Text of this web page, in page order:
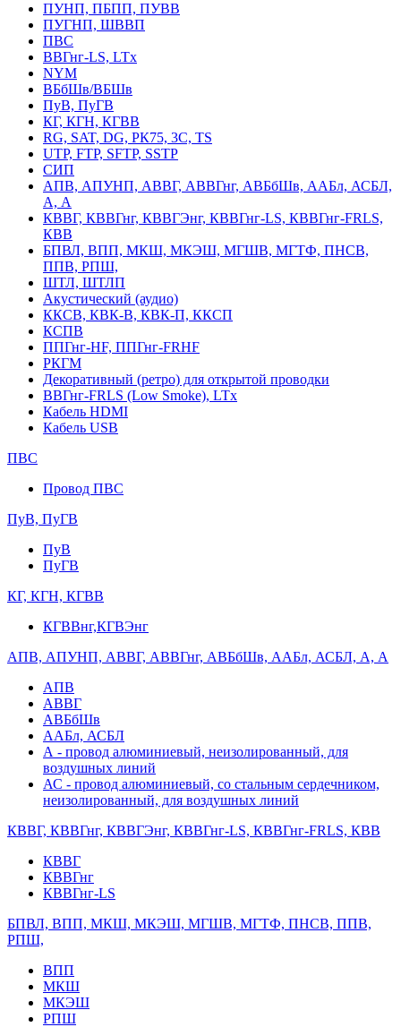
ПУНП, ПБПП, ПУВВ
ПУГНП, ШВВП
ПВС
ВВГнг-LS, LTx
NYM
ВБбШв/ВБШв
ПуВ, ПуГВ
КГ, КГН, КГВВ
RG, SAT, DG, РК75, 3С, TS
UTP, FTP, SFTP, SSTP
СИП
АПВ, АПУНП, АВВГ, АВВГнг, АВБбШв, ААБл, АСБЛ,
А, А
КВВГ, КВВГнг, КВВГЭнг, КВВГнг-LS, КВВГнг-FRLS,
КВВ
БПВЛ, ВПП, МКШ, МКЭШ, МГШВ, МГТФ, ПНСВ,
ППВ, РПШ,
ШТЛ, ШТЛП
Акустический (аудио)
ККСВ, КВК-В, КВК-П, ККСП
КСПВ
ППГнг-HF, ППГнг-FRHF
РКГМ
Декоративный (ретро) для открытой проводки
ВВГнг-FRLS (Low Smoke), LTx
Кабель HDMI
Кабель USB
ПВС
Провод ПВС
ПуВ, ПуГВ
ПуВ
ПуГВ
КГ, КГН, КГВВ
КГВВнг,КГВЭнг
АПВ, АПУНП, АВВГ, АВВГнг, АВБбШв, ААБл, АСБЛ, А, А
АПВ
АВВГ
АВБбШв
ААБл, АСБЛ
А - провод алюминиевый, неизолированный, для
воздушных линий
АС - провод алюминиевый, со стальным сердечником,
неизолированный, для воздушных линий
КВВГ, КВВГнг, КВВГЭнг, КВВГнг-LS, КВВГнг-FRLS, КВВ
КВВГ
КВВГнг
КВВГнг-LS
БПВЛ, ВПП, МКШ, МКЭШ, МГШВ, МГТФ, ПНСВ, ППВ,
РПШ,
ВПП
МКШ
МКЭШ
РПШ